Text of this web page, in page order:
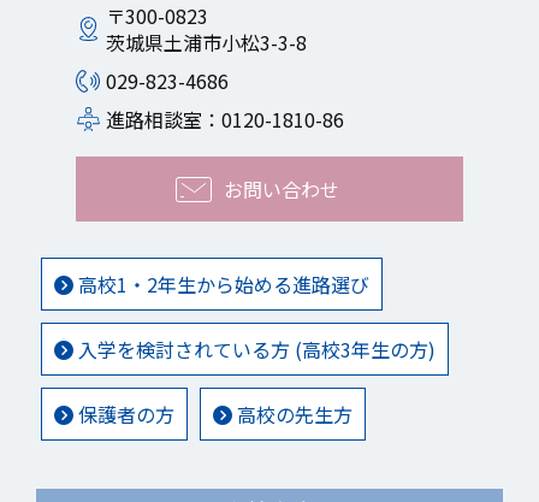
〒300-0823
茨城県土浦市小松3-3-8
029-823-4686
進路相談室：0120-1810-86
お問い合わせ
高校1・2年生から始める進路選び
入学を検討されている方 (高校3年生の方)
保護者の方 高校の先生方